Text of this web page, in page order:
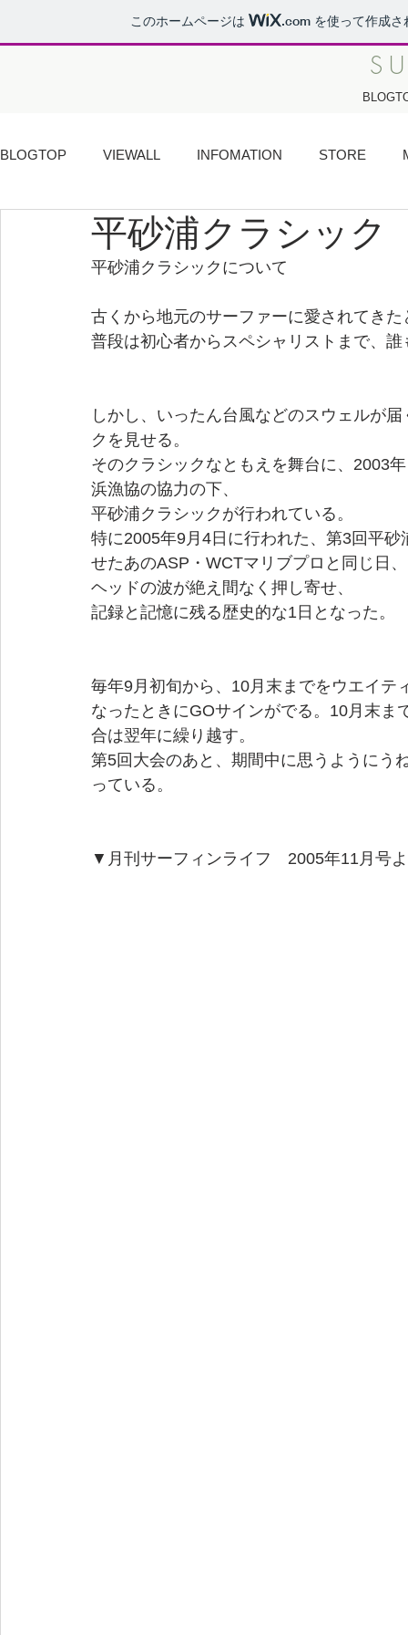
このホームページは .com を使って作成
BLOGTOP VIEWALL INFOMATION STORE
SANDRIDE 平砂浦TODAY NEW ARRIVAL
平砂浦クラシック
平砂浦クラシックについて
古くから地元のサーファーに愛されてき
普段は初心者からスペシャリストまで、
しかし、いったん台風などのスウェルが
クを見せる。
そのクラシックなともえを舞台に、2003
浜漁協の協力の下、
平砂浦クラシックが行われている。
特に2005年9月4日に行われた、第3回平
せたあのASP・WCTマリブプロと同じ日
ヘッドの波が絶え間なく押し寄せ、
記録と記憶に残る歴史的な1日となった。
毎年9月初旬から、10月末までをウエイテ
なったときにGOサインがでる。10月末ま
合は翌年に繰り越す。
第5回大会のあと、期間中に思うようにう
っている。
▼月刊サーフィンライフ　2005年11月号